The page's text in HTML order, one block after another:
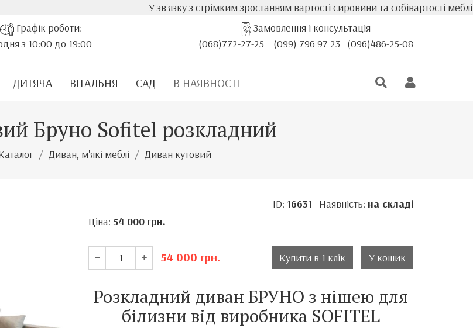
У зв'язку з стрімким зростанням вартості сировини та собівартості меблів,
Графік роботи:
з 10:00 до 19:00
Замовлення і консультація
(068)772-27-25
(099) 796 97 23 (096)486-25-08
ДИТЯЧА ВІТАЛЬНЯ САД В НАЯВНОСТІ
Бруно Sofitel розкладний
Диван, м'які меблі Диван кутовий
ID: 16631 Наявність: на складі
Ціна: 54 000 грн.
54 000 грн. Купити в 1 клік У кошик
Розкладний диван БРУНО з нішею для
білизни від виробника SOFITEL